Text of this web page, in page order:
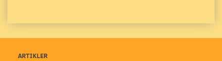
ARTIKLER